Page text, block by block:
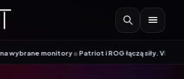
monitory•Patriot i ROG łączą siły. Viper Steel